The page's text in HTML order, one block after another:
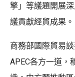
擎」等議題開展
議貢獻經貿成果。
商務部國際貿易
APEC各方一道，